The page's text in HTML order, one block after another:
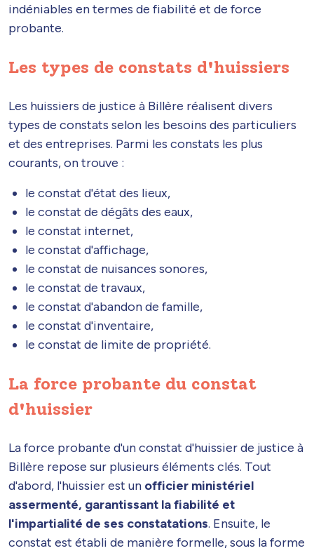
indéniables en termes de fiabilité et de force
probante.
Les types de constats d'huissiers
Les huissiers de justice à Billère réalisent divers
types de constats selon les besoins des particuliers
et des entreprises. Parmi les constats les plus
courants, on trouve :
le constat d'état des lieux,
le constat de dégâts des eaux,
le constat internet,
le constat d'affichage,
le constat de nuisances sonores,
le constat de travaux,
le constat d'abandon de famille,
le constat d'inventaire,
le constat de limite de propriété.
La force probante du constat
d'huissier
La force probante d'un constat d'huissier de justice à
Billère repose sur plusieurs éléments clés. Tout
d'abord, l'huissier est un officier ministériel
assermenté, garantissant la fiabilité et
l'impartialité de ses constatations. Ensuite, le
constat est établi de manière formelle, sous la forme